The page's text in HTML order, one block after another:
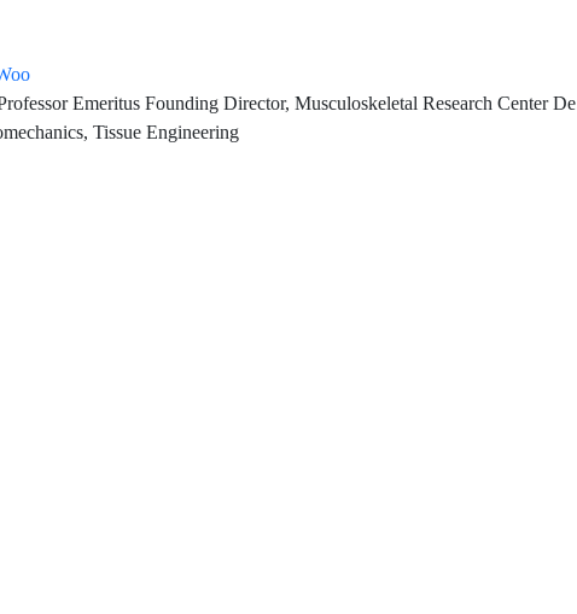
Director, Musculoskeletal Research Center Department of Bioengineering, Swanson School of Engineering University of Pittsburgh
Tissue Engineering